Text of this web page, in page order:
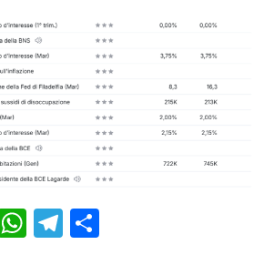
WhatsApp
Telegram